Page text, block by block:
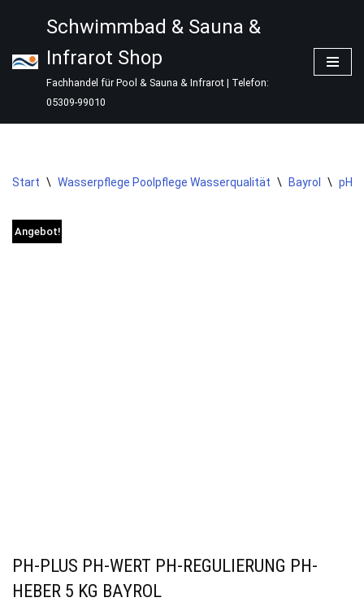
Inhalt
springen
Schwimmbad & Sauna &
Infrarot Shop
Fachhandel für Pool & Sauna & Infrarot | Telefon:
05309-99010
Start \ Wasserpflege Poolpflege Wasserqualität \ Bayrol \ pH-
Angebot!
PH-PLUS PH-WERT PH-REGULIERUNG PH-
HEBER 5 KG BAYROL